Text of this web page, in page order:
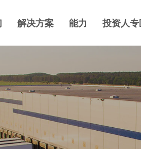
解决方案 能力 投资人